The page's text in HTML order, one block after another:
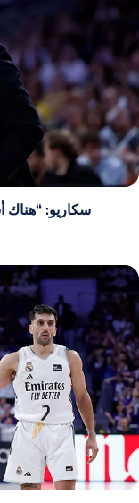
سكاريو: “هناك